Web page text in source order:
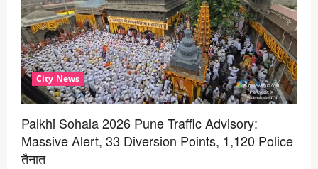
City News
Palkhi Sohala 2026 Pune Traffic Advisory:
Massive Alert, 33 Diversion Points, 1,120 Police
तैनात